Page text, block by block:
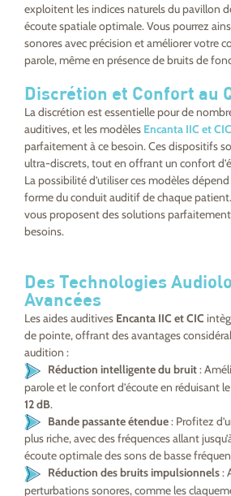
exploitent les indices naturels du pavillon
écoute spatiale optimale. Vous pourrez
sonores avec précision et améliorer votre
parole, même en présence de bruits de
Discrétion et Confort au
La discrétion est essentielle pour de
auditives, et les modèles Encanta IIC et CIC
parfaitement à ce besoin. Ces dispositifs
ultra-discrets, tout en offrant un confort
La possibilité d’utiliser ces modèles
forme du conduit auditif de chaque patient.
vous proposent des solutions
besoins.
Des Technologies
Avancées
Les aides auditives Encanta IIC et CIC
de pointe, offrant des avantages
audition :
Réduction intelligente du bruit:
parole et le confort d’écoute en réduisant
12 dB.
Bande passante étendue: Profitez
plus riche, avec des fréquences allant
écoute optimale des sons de basse
Réduction des bruits impulsionnels:
perturbations sonores, comme les